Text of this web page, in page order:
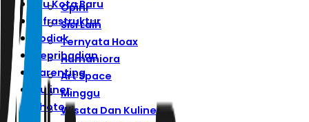
Ibu Kota Baru
Infrastruktur
Zodiak
Kepribadian
Parenting
Kuliner
Photo
Opini
Sisi Lain
Ternyata Hoax
Humaniora
Art Space
Minggu
Wisata Dan Kuliner